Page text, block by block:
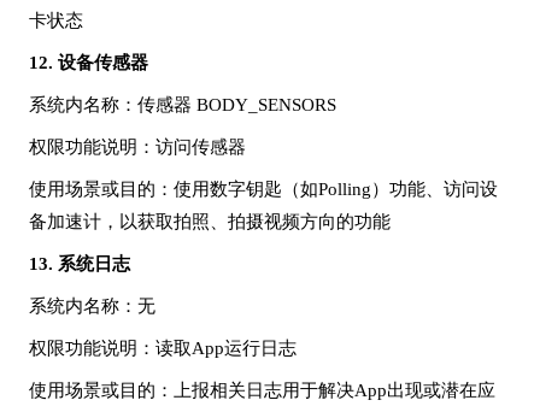
卡状态
12. 设备传感器
系统内名称：传感器 BODY_SENSORS
权限功能说明 ：访问传感器
使用场景或目的 ：使用数字钥匙（如Polling）功能、访问设
备加速计，以获取拍照、拍摄视频方向的功能
13. 系统日志
系统内名称：无
权限功能说明 ：读取App运行日志
使用场景或目的 ：上报相关日志用于解决App出现或潜在应